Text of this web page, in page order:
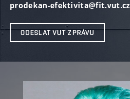
prodekan-efektivita@fit.vut.cz
ODESLAT VUT ZPRÁVU